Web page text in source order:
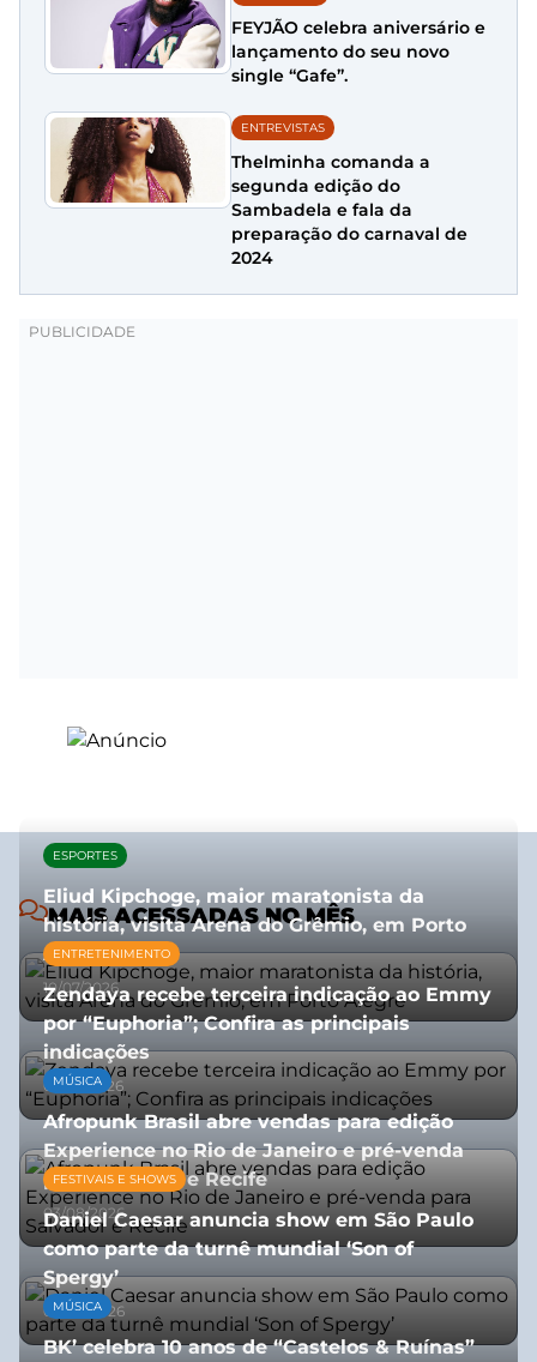
FEYJÃO celebra aniversário e
lançamento do seu novo
single “Gafe”.
ENTREVISTAS
Thelminha comanda a
segunda edição do
Sambadela e fala da
preparação do carnaval de
2024
MAIS ACESSADAS NO MÊS
ESPORTES
Eliud Kipchoge, maior maratonista da
história, visita Arena do Grêmio, em Porto
Alegre
10/07/2026
ENTRETENIMENTO
Zendaya recebe terceira indicação ao Emmy
por “Euphoria”; Confira as principais
indicações
08/07/2026
MÚSICA
Afropunk Brasil abre vendas para edição
Experience no Rio de Janeiro e pré-venda
para Salvador e Recife
03/08/2026
FESTIVAIS E SHOWS
Daniel Caesar anuncia show em São Paulo
como parte da turnê mundial ‘Son of
Spergy’
05/08/2026
MÚSICA
BK’ celebra 10 anos de “Castelos & Ruínas”